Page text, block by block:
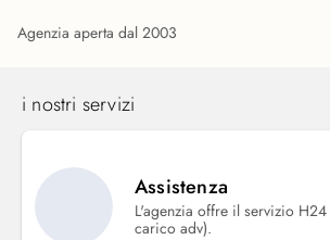
Agenzia aperta dal 2003
i nostri servizi
Assistenza
L'agenzia offre il servizio H24
carico adv).